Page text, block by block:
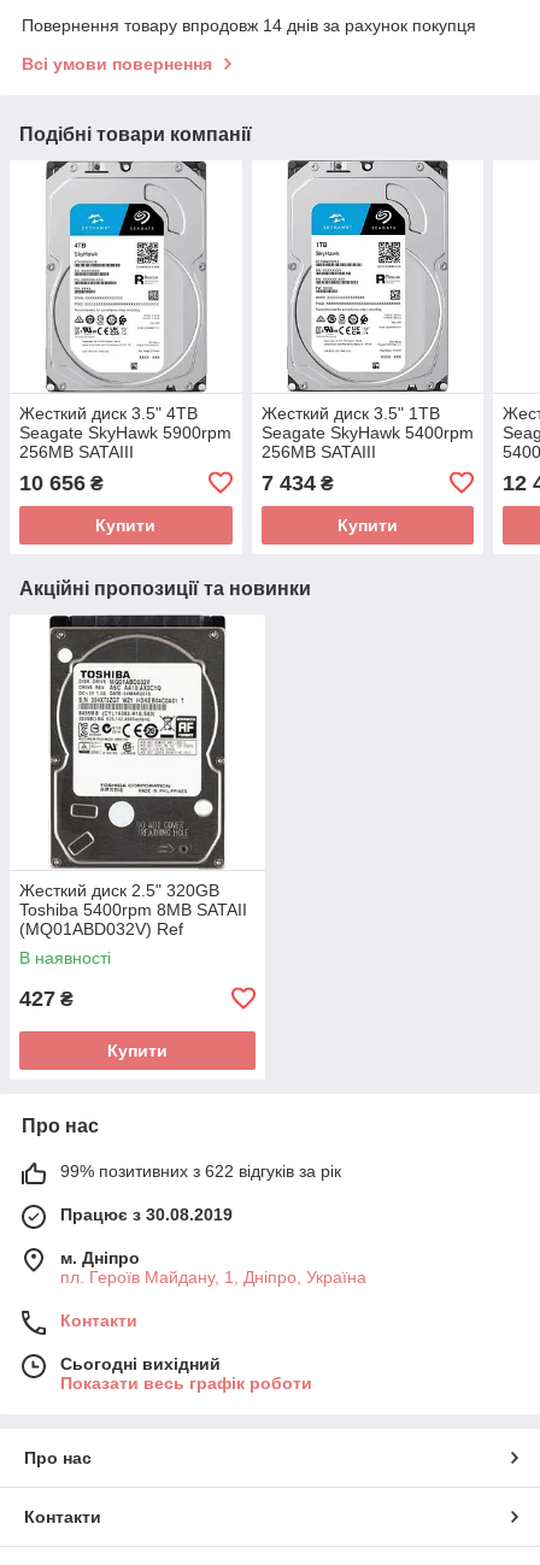
Повернення товару впродовж 14 днів за рахунок покупця
Всі умови повернення
Подібні товари компанії
Жесткий диск 3.5" 4TB
Seagate SkyHawk 5900rpm
256MB SATAIII
10 656 ₴
Купити
Жесткий диск 3.5" 1TB
Seagate SkyHawk 5400rpm
256MB SATAIII
7 434₴
Купити
12
Акційні пропозиції та новинки
Жесткий диск 2.5" 320GB
Toshiba 5400rpm 8MB SATAII
(MQ01ABD032V) Ref
В наявності
427 ₴
Купити
Про нас
99% позитивних з 622 відгуків за рік
Працює з 30.08.2019
м. Дніпро
пл. Героїв Майдану, 1, Дніпро, Україна
Контакти
Сьогодні вихідний
Показати весь графік роботи
Про нас
Контакти